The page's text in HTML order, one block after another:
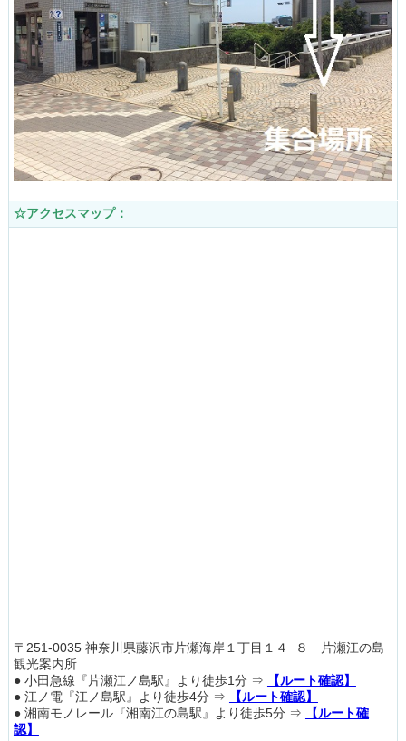
☆アクセスマップ：
〒251-0035 神奈川県藤沢市片瀬海岸１丁目１４−８ 片瀬江の島
観光案内所
● 小田急線『片瀬江ノ島駅』より徒歩1分 ⇒
【ルート確認】
● 江ノ電『江ノ島駅』より徒歩4分 ⇒
【ルート確認】
● 湘南モノレール『湘南江の島駅』より徒歩5分 ⇒
【ルート確
認】